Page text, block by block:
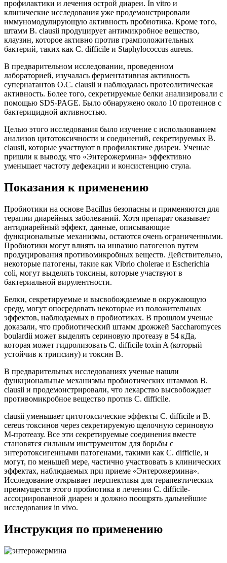
профилактики и лечения острой диареи. In vitro и
клинические исследования уже продемонстрировали
иммуномодулирующую активность пробиотика. Кроме того,
штамм B. clausii продуцирует антимикробное вещество,
клаузин, которое активно против грамположительных
бактерий, таких как C. difficile и Staphylococcus aureus.
В предварительном исследовании, проведенном
лабораторией, изучалась ферментативная активность
супернатантов O.C. clausii и наблюдалась протеолитическая
активность. Более того, секретируемые белки анализировали с
помощью SDS-PAGE. Было обнаружено около 10 протеинов с
бактерицидной активностью.
Целью этого исследования было изучение с использованием
анализов цитотоксичности и соединений, секретируемых B.
clausii, которые участвуют в профилактике диареи. Ученые
пришли к выводу, что «Энтерожермина» эффективно
уменьшает частоту дефекации и консистенцию стула.
Показания к применению
Пробиотики на основе Bacillus безопасны и применяются для
терапии диарейных заболеваний. Хотя препарат оказывает
антидиарейный эффект, данные, описывающие
функциональные механизмы, остаются очень ограниченными.
Пробиотики могут влиять на инвазию патогенов путем
продуцирования противомикробных веществ. Действительно,
некоторые патогены, такие как Vibrio cholerae и Escherichia
coli, могут выделять токсины, которые участвуют в
бактериальной вирулентности.
Белки, секретируемые и высвобождаемые в окружающую
среду, могут опосредовать некоторые из положительных
эффектов, наблюдаемых в пробиотиках. В прошлом ученые
доказали, что пробиотический штамм дрожжей Saccharomyces
boulardii может выделять сериновую протеазу в 54 кДа,
которая может гидролизовать C. difficile toxin A (который
устойчив к трипсину) и токсин B.
В предварительных исследованиях ученые нашли
функциональные механизмы пробиотических штаммов B.
clausii и продемонстрировали, что лекарство высвобождает
противомикробное вещество против C. difficile.
clausii уменьшает цитотоксические эффекты C. difficile и B.
cereus токсинов через секретируемую щелочную сериновую
M-протеазу. Все эти секретируемые соединения вместе
становятся сильным инструментом для борьбы с
энтеротоксигенными патогенами, такими как C. difficile, и
могут, по меньшей мере, частично участвовать в клинических
эффектах, наблюдаемых при приеме «Энтерожермина».
Исследование открывает перспективы для терапевтических
преимуществ этого пробиотика в лечении C. difficile-
ассоциированной диареи и должно поощрять дальнейшие
исследования in vivo.
Инструкция по применению